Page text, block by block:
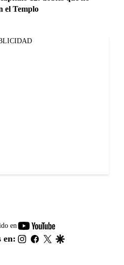
el Templo
en
youtube-
footer
en: instagram
facebook
twitter